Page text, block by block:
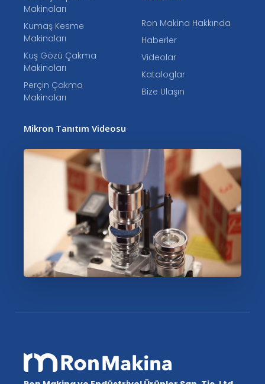
Makinaları
Kumaş Kesme
Makinaları
Kuş Gözü Çakma
Makinaları
Perçin Çakma
Makinaları
Ron Makina Hakkında
Haberler
Videolar
Kataloglar
Bize Ulaşın
Mikron Tanıtım Videosu